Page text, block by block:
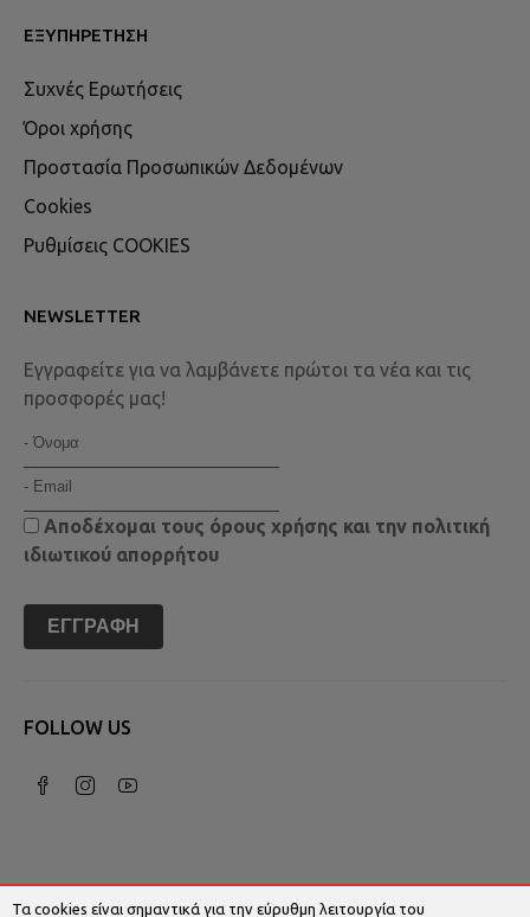
ΕΞΥΠΗΡΈΤΗΣΗ
Συχνές Ερωτήσεις
Όροι χρήσης
Προστασία Προσωπικών Δεδομένων
Cookies
Ρυθμίσεις COOKIES
NEWSLETTER
Εγγραφείτε για να λαμβάνετε πρώτοι τα νέα και τις
προσφορές μας!
Αποδέχομαι τους όρους χρήσης και την πολιτική
ιδιωτικού απορρήτου
ΕΓΓΡΑΦΉ
FOLLOW US
Τα cookies είναι σημαντικά για την εύρυθμη λειτουργία του